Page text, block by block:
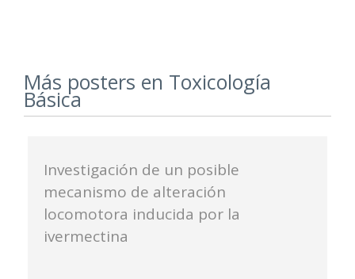
Más posters en Toxicología
Básica
Investigación de un posible
mecanismo de alteración
locomotora inducida por la
ivermectina